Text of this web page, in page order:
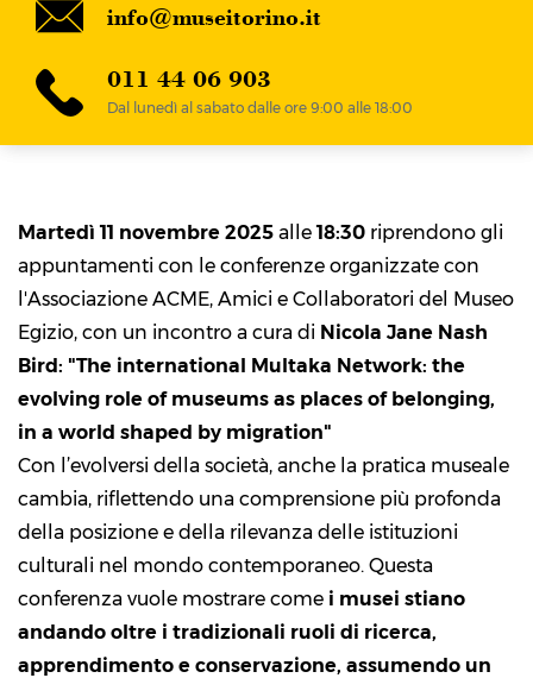
info@museitorino.it
011 44 06 903
Dal lunedì al sabato dalle ore 9:00 alle 18:00
Martedì 11 novembre 2025 alle18:30 riprendono gli
appuntamenti con le conferenze organizzate con
l'Associazione ACME, Amici e Collaboratori del Museo
Egizio, con un incontro a cura di Nicola Jane Nash
Bird: "The international Multaka Network: the
evolving role of museums as places of belonging,
in a world shaped by migration"
Con l’evolversi della società, anche la pratica museale
cambia, riflettendo una comprensione più profonda
della posizione e della rilevanza delle istituzioni
culturali nel mondo contemporaneo. Questa
conferenza vuole mostrare come i musei stiano
andando oltre i tradizionali ruoli di ricerca,
apprendimento e conservazione, assumendo un